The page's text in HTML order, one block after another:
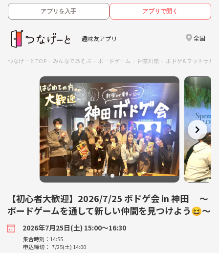
アプリを入手 アプリで開く
趣味友アプリ 全国
つなげーとTOP みんなであそぶ ボードゲーム 神奈川県 ボドゲ&フットサル
【初心者大歓迎】2026/7/25 ボドゲ会 in 神田 〜
ボードゲームを通して新しい仲間を見つけよう😆〜
2026年7月25日(土) 15:00〜16:30
集合時刻：14:55
申込締切： 7/25(土) 14:00